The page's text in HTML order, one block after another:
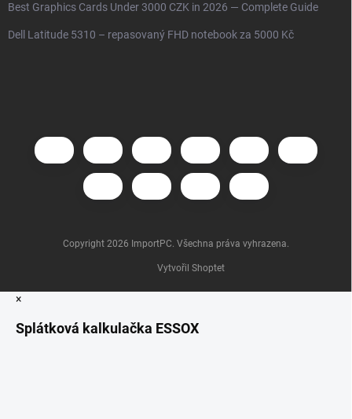
Best Graphics Cards Under 3000 CZK in 2026 — Complete Guide
Dell Latitude 5310 – repasovaný FHD notebook za 5000 Kč
Vytvořil Shoptet
Copyright 2026 ImportPC. Všechna práva vyhrazena.
×
Splátková kalkulačka ESSOX